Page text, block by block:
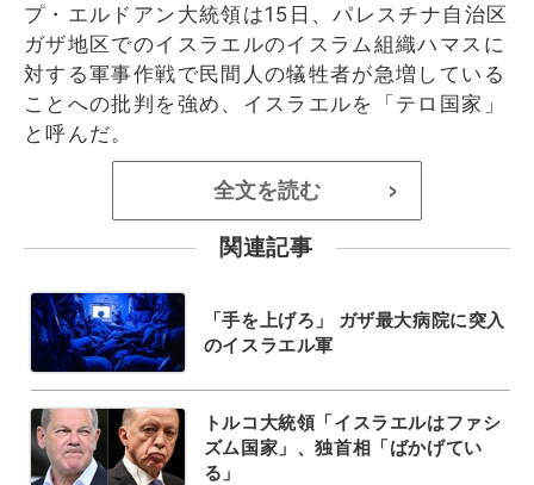
プ・エルドアン大統領は15日、パレスチナ自治区
ガザ地区でのイスラエルのイスラム組織ハマスに
対する軍事作戦で民間人の犠牲者が急増している
ことへの批判を強め、イスラエルを「テロ国家」
と呼んだ。
全文を読む >
関連記事
「手を上げろ」 ガザ最大病院に突入
のイスラエル軍
トルコ大統領「イスラエルはファシ
ズム国家」、独首相「ばかげてい
る」